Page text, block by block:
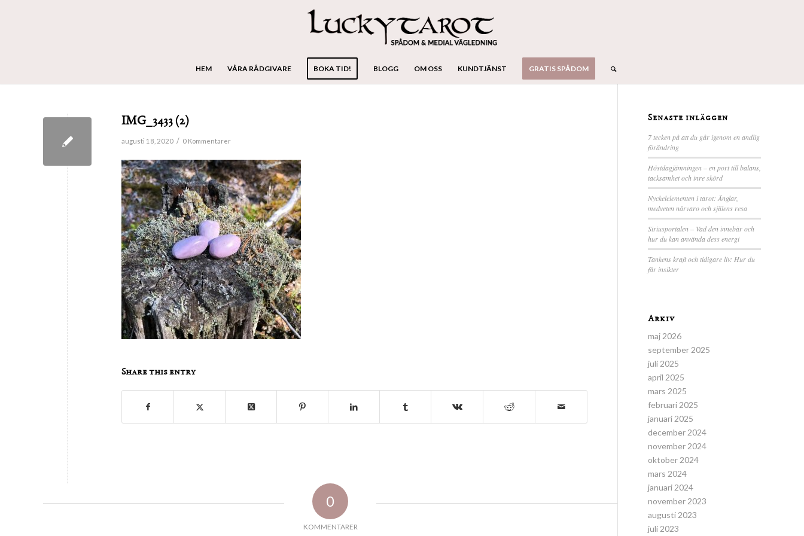
HEM VÅRA RÅDGIVARE BOKA TID! BLOGG OM OSS KUNDTJÄNST GRATIS SPÅDOM
IMG_3433 (2)
augusti 18, 2020 / 0 Kommentarer
Share this entry
0
KOMMENTARER
Senaste inläggen
7 tecken på att du går igenom en andlig
förändring
Höstdagjämningen – en port till balans,
tacksamhet och inre skörd
Nyckelelementen i tarot: Änglar,
medveten närvaro och själens resa
Siriusportalen – Vad den innebär och
hur du kan använda dess energi
Tankens kraft och tidigare liv: Hur du
får insikter
Arkiv
maj 2026
september 2025
juli 2025
april 2025
mars 2025
februari 2025
januari 2025
december 2024
november 2024
oktober 2024
mars 2024
januari 2024
november 2023
augusti 2023
juli 2023